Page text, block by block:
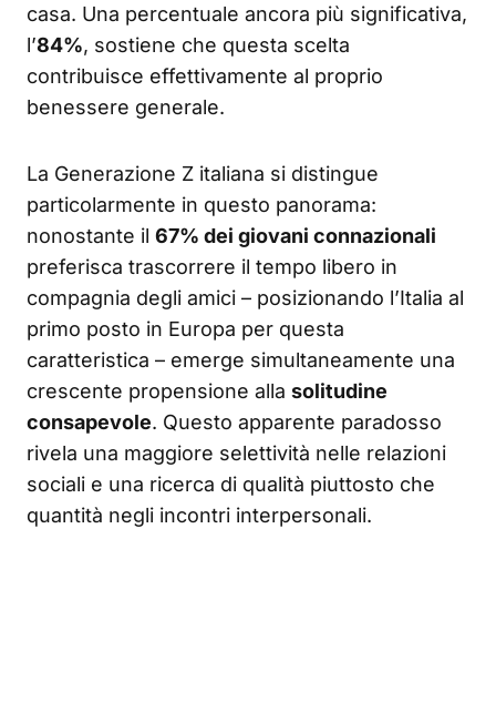
casa. Una percentuale ancora più significativa,
l’84%, sostiene che questa scelta
contribuisce effettivamente al proprio
benessere generale.
La Generazione Z italiana si distingue
particolarmente in questo panorama:
nonostante il 67% dei giovani connazionali
preferisca trascorrere il tempo libero in
compagnia degli amici – posizionando l’Italia al
primo posto in Europa per questa
caratteristica – emerge simultaneamente una
crescente propensione alla solitudine
consapevole. Questo apparente paradosso
rivela una maggiore selettività nelle relazioni
sociali e una ricerca di qualità piuttosto che
quantità negli incontri interpersonali.